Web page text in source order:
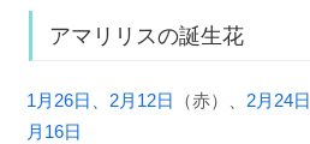
アマリリスの誕生花
1月26日 2月12日 （赤）、 2月24日
月16日